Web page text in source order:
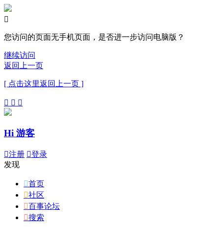

您访问的页面无手机页面，是否进一步访问电脑版？
继续访问
返回上一页
[ 点击这里返回上一页 ]
  
Hi 游客
注册 登录
发现
首页
社区
百事论坛
搜索